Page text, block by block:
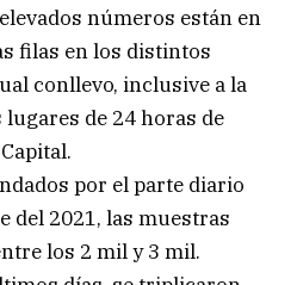
números están en
filas en los distintos
conllevo, inclusive a la
de 24 horas de
por el parte diario
del 2021, las muestras
los 2 mil y 3 mil.